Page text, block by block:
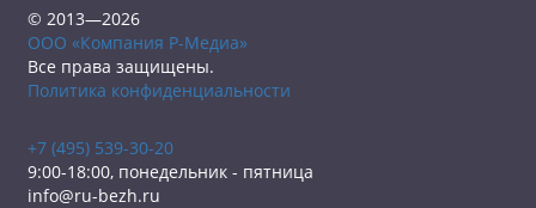
© 2013—2026
ООО «Компания Р-Медиа»
Все права защищены.
Политика конфиденциальности
+7 (495) 539-30-20
9:00-18:00, понедельник - пятница
info@ru-bezh.ru